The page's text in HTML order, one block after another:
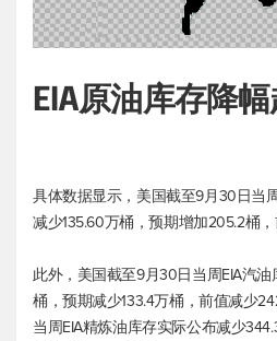
EIA原油库存降
具体数据显示，美国截至9月30日当
减少135.60万桶，预期增加205.2桶，
此外，美国截至9月30日当周EIA汽
桶，预期减少133.4万桶，前值减少
当周EIA精炼油库存实际公布减少